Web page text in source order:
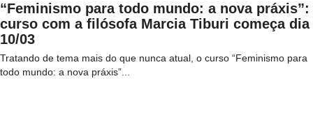
“Feminismo para todo mundo: a nova práxis”:
curso com a filósofa Marcia Tiburi começa dia
10/03
Tratando de tema mais do que nunca atual, o curso “Feminismo para
todo mundo: a nova práxis”...